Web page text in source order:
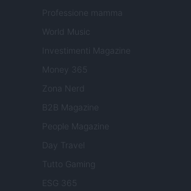
Professione mamma
World Music
Investimenti Magazine
Money 365
Zona Nerd
B2B Magazine
People Magazine
Day Travel
Tutto Gaming
ESG 365